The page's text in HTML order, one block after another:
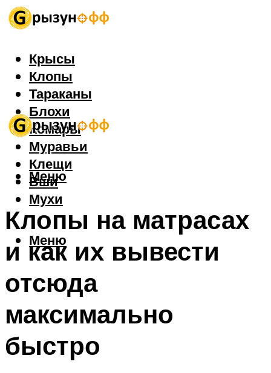
Крысы
Клопы
Тараканы
Блохи
Комары
Муравьи
Клещи
Вши
Мухи
Меню
Меню
Клопы на матрасах
и как их вывести
отсюда
максимально
быстро